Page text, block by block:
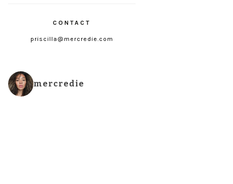
CONTACT
priscilla@mercredie.com
mercredie